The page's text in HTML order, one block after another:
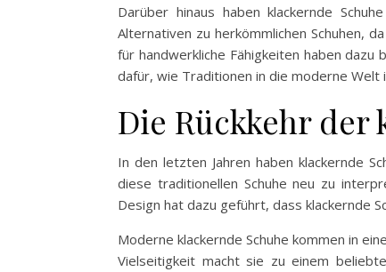
Darüber hinaus haben klackernde
Alternativen zu herkömmlichen Schuhen,
für handwerkliche Fähigkeiten haben
dafür, wie Traditionen in die moderne
Die Rückkehr
In den letzten Jahren haben klackernde
diese traditionellen Schuhe neu zu
Design hat dazu geführt, dass klackernde
Moderne klackernde Schuhe kommen in
Vielseitigkeit macht sie zu einem